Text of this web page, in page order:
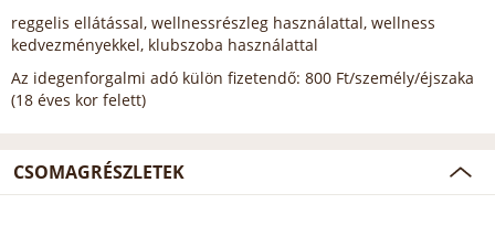
reggelis ellátással, wellnessrészleg használattal, wellness
kedvezményekkel, klubszoba használattal
Az idegenforgalmi adó külön fizetendő: 800 Ft/személy/éjszaka
(18 éves kor felett)
CSOMAGRÉSZLETEK